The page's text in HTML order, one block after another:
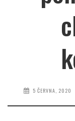
5 ČERVNA, 2020